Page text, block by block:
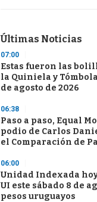
Últimas Noticias
07:00
Estas fueron las
la Quiniela y
de agosto de 2026
06:38
Paso a paso, Equal
podio de Carlos
el Comparación de
06:00
Unidad Indexada
UI este sábado 8 de
pesos uruguayos